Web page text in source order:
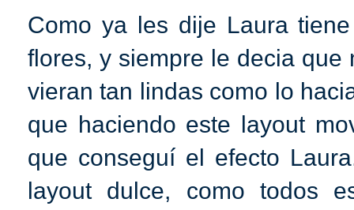
Como ya les dije Laura
flores, y siempre le decia
vieran tan lindas como lo
que haciendo este layout
que conseguí el efecto
layout dulce, como todos